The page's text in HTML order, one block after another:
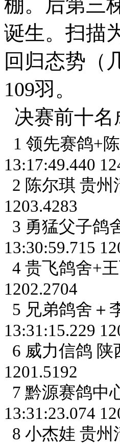
棚。后第三
诞生。扫描
回归态势（
109羽。
决赛前十
1 领先赛鸽+
13:17:49.440
2 陈尔琪 贵州
1203.4283
3 勇猛父子鸽
13:30:59.715
4 贵飞鸽舍+
1202.2704
5 兄弟鸽舍＋
13:31:15.229
6 威力信鸽 陕
1201.5192
7 黔源赛鸽中
13:31:23.074
8 小杰娃 贵州